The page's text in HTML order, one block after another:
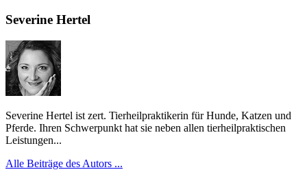
Severine Hertel
Severine Hertel ist zert. Tierheilpraktikerin für Hunde, Katzen und
Pferde. Ihren Schwerpunkt hat sie neben allen tierheilpraktischen
Leistungen...
Alle Beiträge des Autors ...